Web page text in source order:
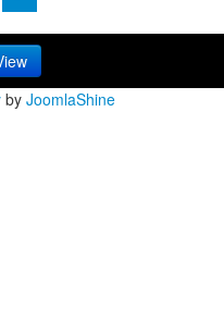
by JoomlaShine